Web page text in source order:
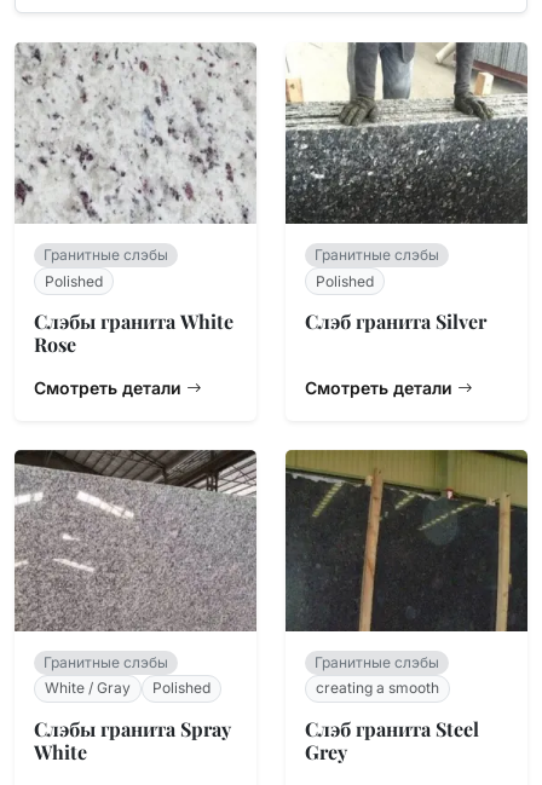
Гранитные слэбы
Polished
Слэбы гранита White
Rose
Смотреть детали
Гранитные слэбы
Polished
Слэб гранита Silver
Смотреть детали
Гранитные слэбы
White / Gray
Polished
Слэбы гранита Spray
White
Гранитные слэбы
creating a smooth
Слэб гранита Steel
Grey